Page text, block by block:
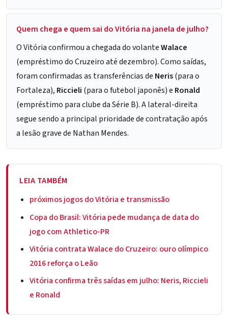
Quem chega e quem sai do Vitória na janela de julho?
O Vitória confirmou a chegada do volanteWalace
(empréstimo do Cruzeiro até dezembro). Como saídas,
foram confirmadas as transferências de Neris(para o
Fortaleza), Riccieli (para o futebol japonês) e Ronald
(empréstimo para clube da Série B). A lateral-direita
segue sendo a principal prioridade de contratação após
a lesão grave de Nathan Mendes.
LEIA TAMBÉM
próximos jogos do Vitória e transmissão
Copa do Brasil: Vitória pede mudança de data do
jogo com Athletico-PR
Vitória contrata Walace do Cruzeiro: ouro olímpico
2016 reforça o Leão
Vitória confirma três saídas em julho: Neris, Riccieli
e Ronald